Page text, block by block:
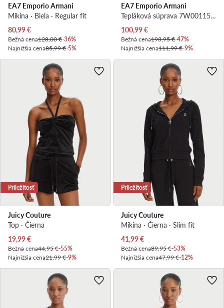
EA7 Emporio Armani
Mikina · Biela · Regular fit
Aktuálna cena
80,99€
Bežná cena128,00 €-36%
Najnižšia cena85,99 €-5%
EA7 Emporio Armani
Tepláková súprava 7W001157 AF12501 U6225 Béžová Regular Fit
Aktuálna cena
100,99€
Bežná cena193,95 €-47%
Najnižšia cena111,99 €-9%
Príležitosť
Juicy Couture
Top · Čierna
Aktuálna cena
19,99€
Bežná cena44,95 €-55%
Najnižšia cena21,99 €-9%
Príležitosť
Juicy Couture
Mikina · Čierna · Slim fit
Aktuálna cena
41,99€
Bežná cena89,95 €-53%
Najnižšia cena47,99 €-12%